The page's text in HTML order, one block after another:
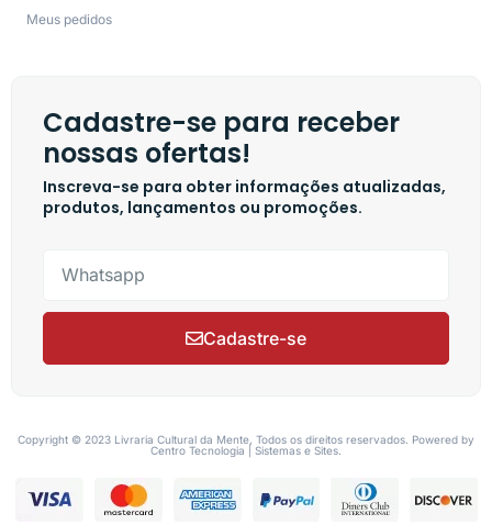
Meus pedidos
Cadastre-se para receber
nossas ofertas!
Inscreva-se para obter informações atualizadas,
produtos, lançamentos ou promoções.
Cadastre-se
Copyright © 2023 Livraria Cultural da Mente, Todos os direitos reservados. Powered by
Centro Tecnologia | Sistemas e Sites.